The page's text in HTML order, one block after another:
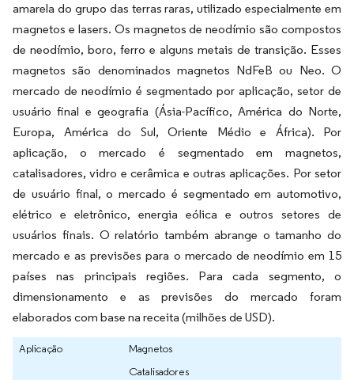
amarela do grupo das terras raras, utilizado especialmente em
magnetos e lasers. Os magnetos de neodímio são compostos
de neodímio, boro, ferro e alguns metais de transição. Esses
magnetos são denominados magnetos NdFeB ou Neo. O
mercado de neodímio é segmentado por aplicação, setor de
usuário final e geografia (Ásia-Pacífico, América do Norte,
Europa, América do Sul, Oriente Médio e África). Por
aplicação, o mercado é segmentado em magnetos,
catalisadores, vidro e cerâmica e outras aplicações. Por setor
de usuário final, o mercado é segmentado em automotivo,
elétrico e eletrônico, energia eólica e outros setores de
usuários finais. O relatório também abrange o tamanho do
mercado e as previsões para o mercado de neodímio em 15
países nas principais regiões. Para cada segmento, o
dimensionamento e as previsões do mercado foram
elaborados com base na receita (milhões de USD).
Aplicação
Magnetos
Catalisadores